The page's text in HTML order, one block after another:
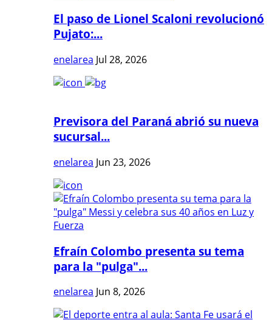
El paso de Lionel Scaloni revolucionó
Pujato:...
enelarea Jul 28, 2026
Previsora del Paraná abrió su nueva
sucursal...
enelarea Jun 23, 2026
Efraín Colombo presenta su tema
para la "pulga"...
enelarea Jun 8, 2026